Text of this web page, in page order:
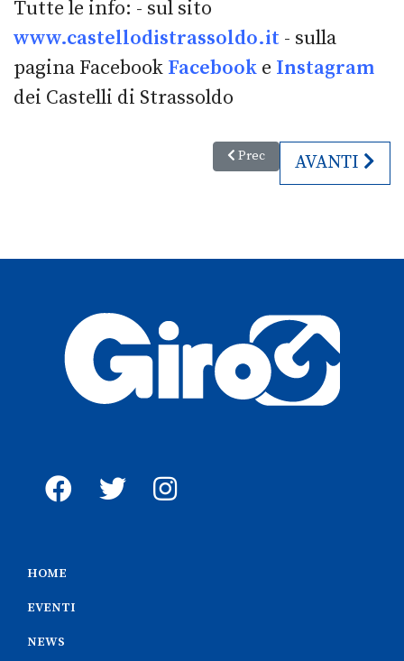
Tutte le info: - sul sito
www.castellodistrassoldo.it - sulla
pagina Facebook Facebook e Instagram
dei Castelli di Strassoldo
Articolo precedente: Pasqua e
Prec ARTICOLO
AVANTI
HOME
EVENTI
NEWS